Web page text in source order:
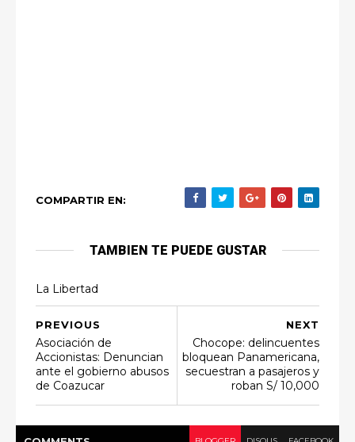
COMPARTIR EN:
TAMBIEN TE PUEDE GUSTAR
La Libertad
NEXT
Chocope: delincuentes
bloquean Panamericana,
secuestran a pasajeros y
roban S/ 10,000
PREVIOUS
Asociación de
Accionistas: Denuncian
ante el gobierno abusos
de Coazucar